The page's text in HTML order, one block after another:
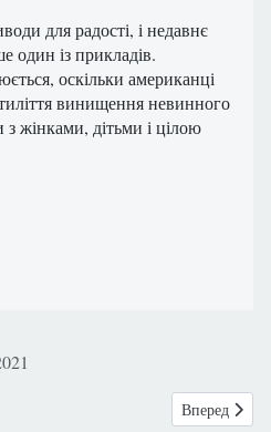
для радості, і недавнє
один із прикладів.
оскільки американці
винищення невинного
жінками, дітьми і цілою
подтверждают, что Следующий:
Вперед